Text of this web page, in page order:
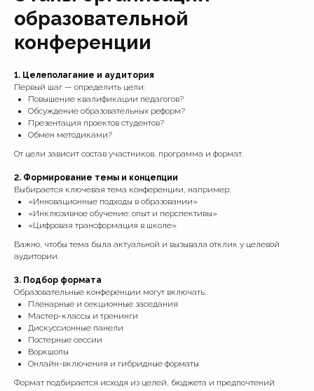
образовательной
конференции
1. Целеполагание и аудитория
Первый шаг — определить цели:
Повышение квалификации педагогов?
Обсуждение образовательных реформ?
Презентация проектов студентов?
Обмен методиками?
От цели зависит состав участников, программа и формат.
2. Формирование темы и концепции
Выбирается ключевая тема конференции, например:
«Инновационные подходы в образовании»
«Инклюзивное обучение: опыт и перспективы»
«Цифровая трансформация в школе»
Важно, чтобы тема была актуальной и вызывала отклик у целевой
аудитории.
3. Подбор формата
Образовательные конференции могут включать:
Пленарные и секционные заседания
Мастер-классы и тренинги
Дискуссионные панели
Постерные сессии
Воркшопы
Онлайн-включения и гибридные форматы
Формат подбирается исходя из целей, бюджета и предпочтений